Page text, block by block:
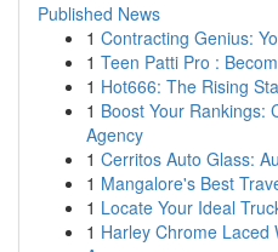
Published News
1 Contracting Genius:
1 Teen Patti Pro :
1 Hot666: The Rising
1 Boost Your Rankings:
Agency
1 Cerritos Auto Glass:
1 Mangalore's Best
1 Locate Your Ideal
1 Harley Chrome Laced